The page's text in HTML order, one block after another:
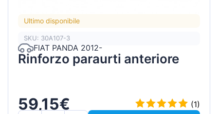
Ultimo disponibile
SKU: 30A107-3
FIAT PANDA 2012-
Rinforzo paraurti anteriore
59,15€
(1)